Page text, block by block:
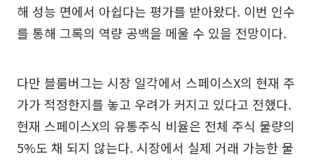
해 성능 면에서 아쉽다는 평가를 받아왔다. 이번 인수
를 통해 그록의 역량 공백을 메울 수 있을 전망이다.
다만 블룸버그는 시장 일각에서 스페이스X의 현재 주
가가 적정한지를 놓고 우려가 커지고 있다고 전했다.
현재 스페이스X의 유통주식 비율은 전체 주식 물량의
5%도 채 되지 않는다. 시장에서 실제 거래 가능한 물